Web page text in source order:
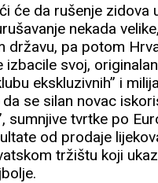
će da rušenje
nekada
državu, pa potom
svoj,
ekskluzivnih” i
se silan novac
sumnjive tvrtke po
od prodaje
tržištu koji